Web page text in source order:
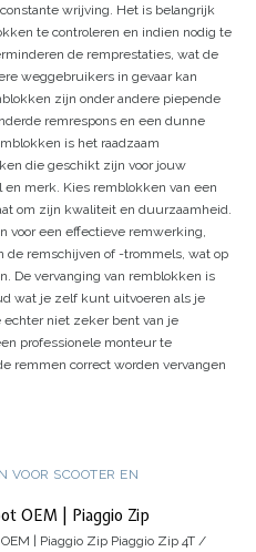
wrijving. Het is belangrijk
te controleren en indien nodig te
de remprestaties, wat de
weggebruikers in gevaar kan
zijn onder andere piepende
remrespons en een dunne
is het raadzaam
die geschikt zijn voor jouw
merk. Kies remblokken van een
om zijn kwaliteit en duurzaamheid.
voor een effectieve remwerking,
de remschijven of -trommels, wat op
De vervanging van remblokken is
wat je zelf kunt uitvoeren als je
echter niet zeker bent van je
professionele monteur te
remmen correct worden vervangen
VOOR SCOOTER EN
OEM | Piaggio Zip
| Piaggio Zip Piaggio Zip 4T /